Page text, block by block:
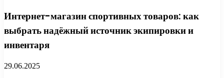
Интернет-магазин спортивных товаров: как
выбрать надёжный источник экипировки и
инвентаря
29.06.2025